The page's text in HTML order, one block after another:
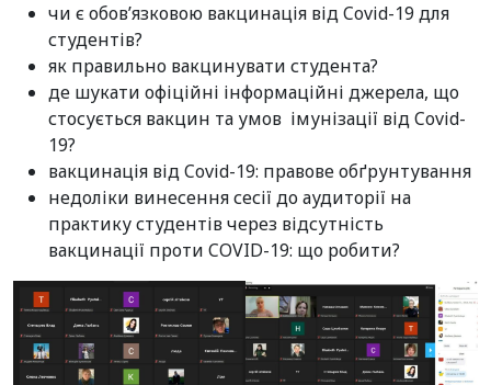
чи є обов’язковою вакцинація від Covid-19 для
студентів?
як правильно вакцинувати студента?
де шукати офіційні інформаційні джерела, що
стосується вакцин та умов імунізації від Covid-
19?
вакцинація від Covid-19: правове обґрунтування
недоліки винесення сесії до аудиторії на
практику студентів через відсутність
вакцинації проти COVID-19: що робити?